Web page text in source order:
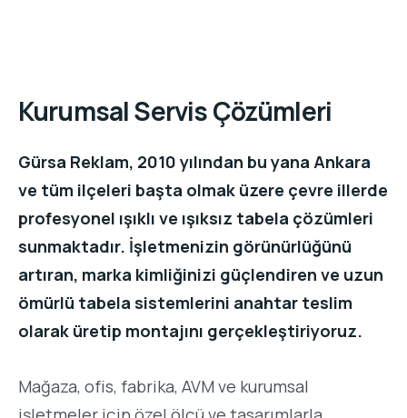
Kurumsal Servis Çözümleri
Gürsa Reklam, 2010 yılından bu yana Ankara
ve tüm ilçeleri başta olmak üzere çevre illerde
profesyonel ışıklı ve ışıksız tabela çözümleri
sunmaktadır. İşletmenizin görünürlüğünü
artıran, marka kimliğinizi güçlendiren ve uzun
ömürlü tabela sistemlerini anahtar teslim
olarak üretip montajını gerçekleştiriyoruz.
Mağaza, ofis, fabrika, AVM ve kurumsal